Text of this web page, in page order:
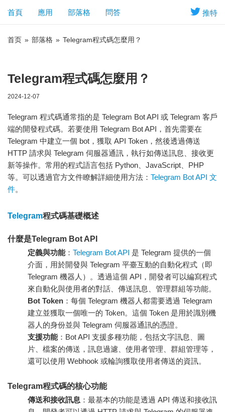
推特
首頁 應用 部落格 問答
首页 » 部落格 » Telegram程式碼怎麼用？
Telegram程式碼怎麼用？
2024-12-07
Telegram 程式碼通常指的是 Telegram Bot API 或 Telegram 客戶
端的開發程式碼。若要使用 Telegram Bot API，首先需要在
Telegram 中建立一個 bot，獲取 API Token，然後透過傳送
HTTP 請求與 Telegram 伺服器通訊，執行如傳送訊息、接收更
新等操作。常用的程式語言包括 Python、JavaScript、PHP
等。可以透過官方文件瞭解詳細使用方法： Telegram Bot API 文
件。
Telegram程式碼基礎概述
什麼是Telegram Bot API
定義與功能： Telegram Bot API 是 Telegram 提供的一個
介面，用於開發與 Telegram 平臺互動的自動化程式（即
Telegram 機器人）。透過這個 API，開發者可以編寫程式
來自動化與使用者的對話、傳送訊息、管理群組等功能。
Bot Token ：每個 Telegram 機器人都需要透過 Telegram
建立並獲取一個唯一的 Token。這個 Token 是用於識別機
器人的身份並與 Telegram 伺服器通訊的憑證。
支援功能：Bot API 支援多種功能，包括文字訊息、圖
片、檔案的傳送，訊息過濾、使用者管理、群組管理等，
還可以使用 Webhook 或輪詢獲取使用者傳送的資訊。
Telegram程式碼的核心功能
傳送和接收訊息 ：最基本的功能是透過 API 傳送和接收訊